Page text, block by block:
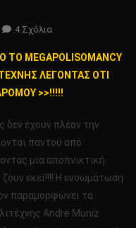
4 ΣχόλιαΣτο
ΑΠΟ
ΤΟ
ΦΤΙΑΧΝΕΙ
ΣΤΗΝ
ΒΡΑΖΙΛΙΑ
ΚΑΛΛΙΤΕΧΝΗΣ
ΛΕΓΟΝΤΑΣ
ΟΤΙ
MEGAPOLISOMANCY
ΛΕΓΟΝΤΑΣ ΟΤΙ
>>!!!!!
δεν έχουν πλέον την
παντού από
μια αποπνικτική
εκεί!!!! Η ενσωμάτωση
παραμορφώνει τα
Andre Muniz